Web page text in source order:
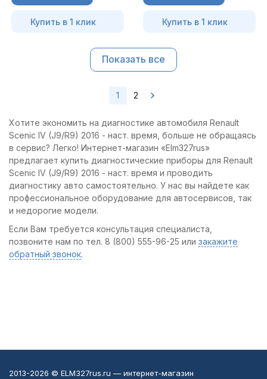
Купить в 1 клик Купить в 1 клик
Показать все
1 2
Хотите экономить на диагностике автомобиля Renault
Scenic IV (J9/R9) 2016 - наст. время, больше не обращаясь
в сервис? Легко! Интернет-магазин «Elm327rus»
предлагает купить диагностические приборы для Renault
Scenic IV (J9/R9) 2016 - наст. время и проводить
диагностику авто самостоятельно. У нас вы найдете как
профессиональное оборудование для автосервисов, так
и недорогие модели.
Если Вам требуется консультация специалиста,
позвоните нам по тел. 8 (800) 555-96-25 или закажите
обратный звонок.
2013-2026 © ELM327rus.ru — интернет-магазин